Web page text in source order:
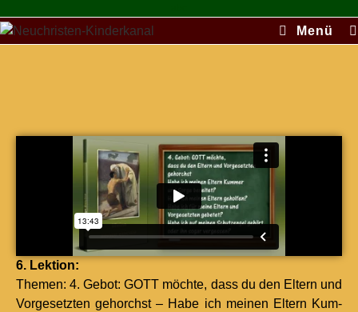
Menü
6. Lek­tion:
The­men: 4. Gebot: GOTT möchte, dass du den Eltern und
Vorge­set­zten gehorchst – Habe ich meinen Eltern Kum­